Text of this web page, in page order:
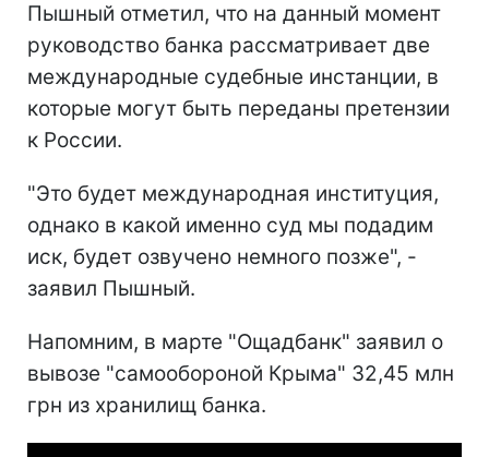
Пышный отметил, что на данный момент
руководство банка рассматривает две
международные судебные инстанции, в
которые могут быть переданы претензии
к России.
"Это будет международная институция,
однако в какой именно суд мы подадим
иск, будет озвучено немного позже", -
заявил Пышный.
Напомним, в марте "Ощадбанк" заявил о
вывозе "самообороной Крыма" 32,45 млн
грн из хранилищ банка.